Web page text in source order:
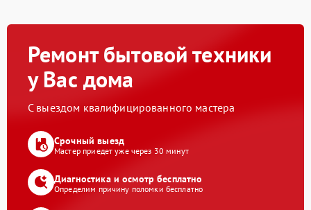
Ремонт бытовой техники
у Вас дома
С выездом квалифицированного мастера
Срочный выезд
Мастер приедет уже через 30 минут
Диагностика и осмотр бесплатно
Определим причину поломки бесплатно